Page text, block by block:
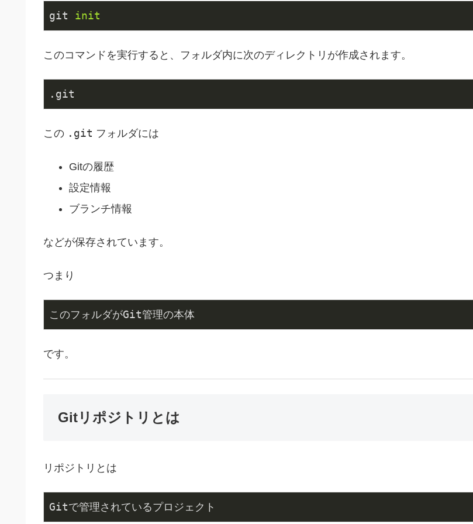
git init
このコマンドを実行すると、フォルダ内に次のディレクトリが作成されます。
.git
この .git フォルダには
Gitの履歴
設定情報
ブランチ情報
などが保存されています。
つまり
このフォルダがGit管理の本体
です。
Gitリポジトリとは
リポジトリとは
Gitで管理されているプロジェクト